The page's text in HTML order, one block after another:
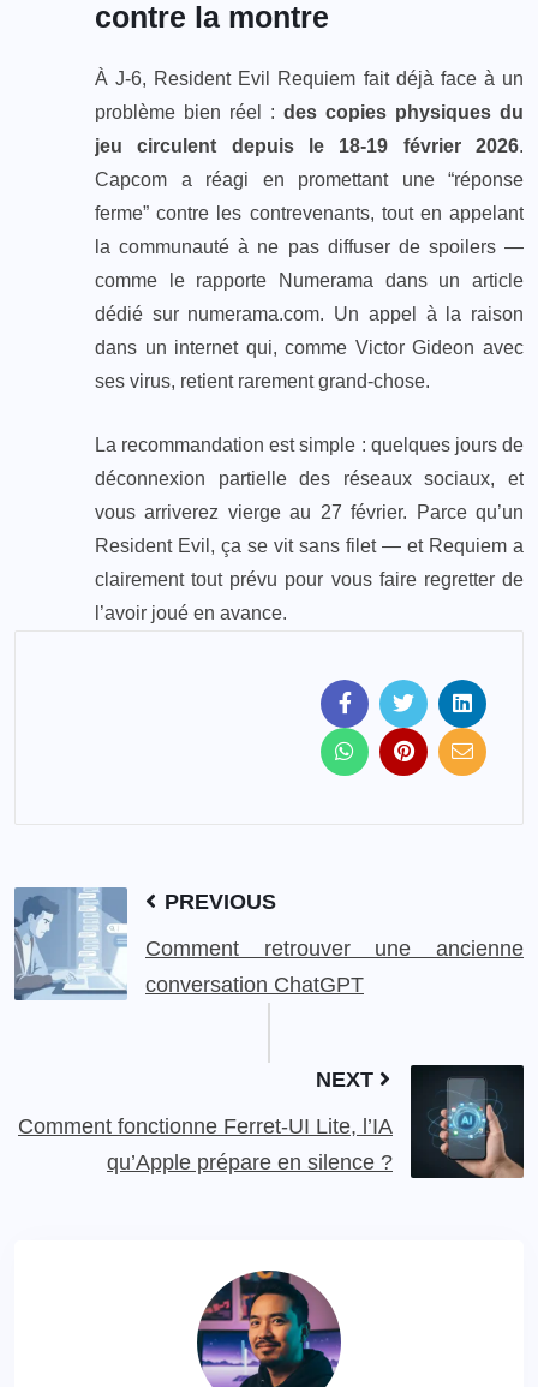
contre la montre
À J-6, Resident Evil Requiem fait déjà face à un
problème bien réel : des copies physiques du
jeu circulent depuis le 18-19 février 2026.
Capcom a réagi en promettant une “réponse
ferme” contre les contrevenants, tout en appelant
la communauté à ne pas diffuser de spoilers —
comme le rapporte Numerama dans un article
dédié sur numerama.com. Un appel à la raison
dans un internet qui, comme Victor Gideon avec
ses virus, retient rarement grand-chose.
La recommandation est simple : quelques jours de
déconnexion partielle des réseaux sociaux, et
vous arriverez vierge au 27 février. Parce qu’un
Resident Evil, ça se vit sans filet — et Requiem a
clairement tout prévu pour vous faire regretter de
l’avoir joué en avance.
PREVIOUS
Comment retrouver une ancienne
conversation ChatGPT
NEXT
Comment fonctionne Ferret-UI Lite, l’IA
qu’Apple prépare en silence ?